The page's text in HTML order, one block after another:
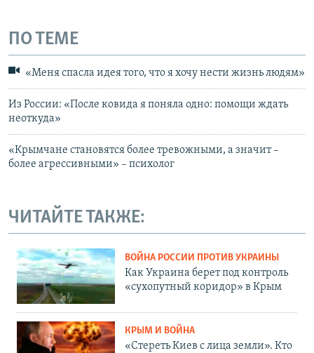
ПО ТЕМЕ
«Меня спасла идея того, что я хочу нести жизнь людям»
Из России: «После ковида я поняла одно: помощи ждать
неоткуда»
«Крымчане становятся более тревожными, а значит –
более агрессивными» – психолог
ЧИТАЙТЕ ТАКЖЕ:
ВОЙНА РОССИИ ПРОТИВ УКРАИНЫ
Как Украина берет под контроль
«сухопутный коридор» в Крым
КРЫМ И ВОЙНА
«Стереть Киев с лица земли». Кто